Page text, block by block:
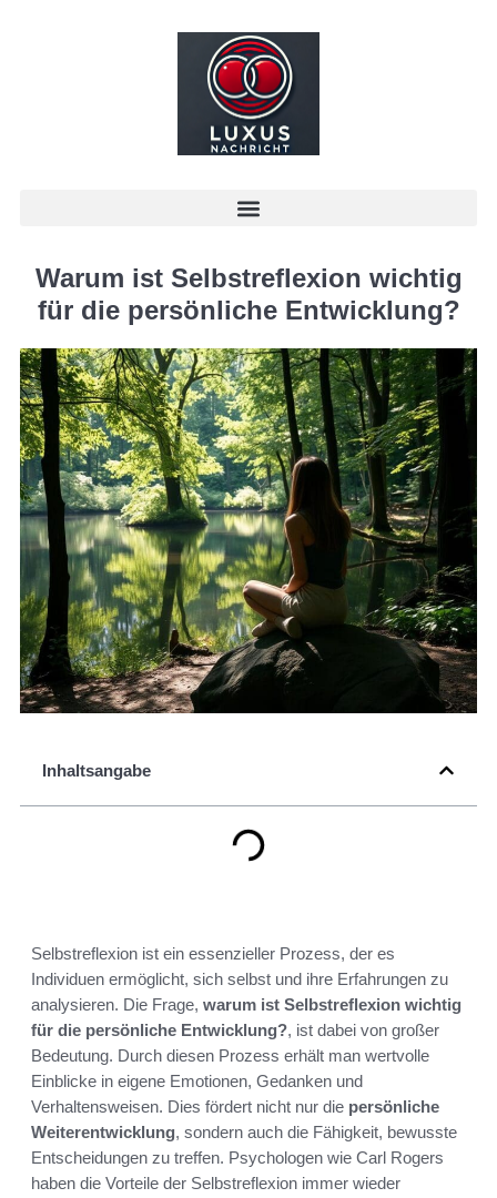
Warum ist Selbstreflexion wichtig
für die persönliche Entwicklung?
Inhaltsangabe
Selbstreflexion ist ein essenzieller Prozess, der es
Individuen ermöglicht, sich selbst und ihre Erfahrungen zu
analysieren. Die Frage, warum ist Selbstreflexion wichtig
für die persönliche Entwicklung?, ist dabei von großer
Bedeutung. Durch diesen Prozess erhält man wertvolle
Einblicke in eigene Emotionen, Gedanken und
Verhaltensweisen. Dies fördert nicht nur die persönliche
Weiterentwicklung, sondern auch die Fähigkeit, bewusste
Entscheidungen zu treffen. Psychologen wie Carl Rogers
haben die Vorteile der Selbstreflexion immer wieder